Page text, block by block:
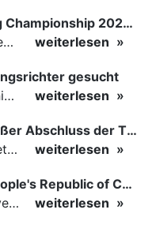
German Breaking Championship 2026 in Hannover
Der erste Deutsche Meister steht fest B-Boy Roman siegt bei den Juniors
weiterlesen
gesucht
Für einige nachgemeldete Turniere im 2 Halbjahr sucht der ZWE noch Wertungsrichter.
weiterlesen
Großer Abschluss der TBW-Trophy in Weinheim
Am 18. und 19. Juli 2026 richtete die Tanzsportabteilung (TSA) der TSG 1862 Weinheim das Abschlussturnier der diesjährigen TBW-Trophy-Serie aus. Zum traditionellen Saisonfinale kamen rund 400 Starts über…
weiterlesen
Nanjing - People's Republic of China
Die Paare aus dem Tanzsportverband Baden-Württemberg (TBW) haben beim hochklassig besetzten WDSF GrandSlam im chinesischen Nanjing wieder einmal auf internationalem Top-Niveau geglänzt. Das…
weiterlesen